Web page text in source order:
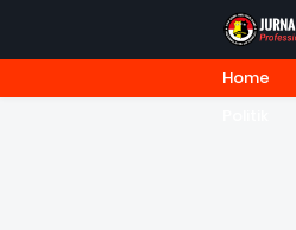
HOME
Home